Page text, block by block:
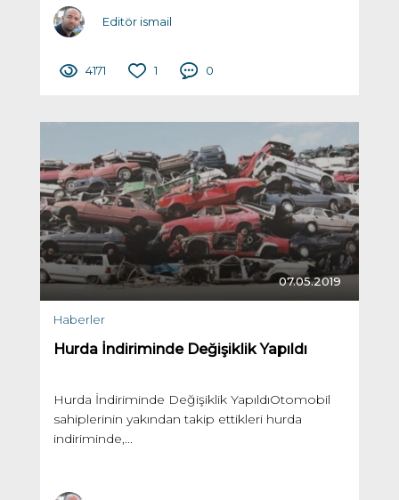
Editör ismail
4171 1 0
07.05.2019
Haberler
Hurda İndiriminde Değişiklik Yapıldı
Hurda İndiriminde Değişiklik YapıldıOtomobil
sahiplerinin yakından takip ettikleri hurda
indiriminde,...